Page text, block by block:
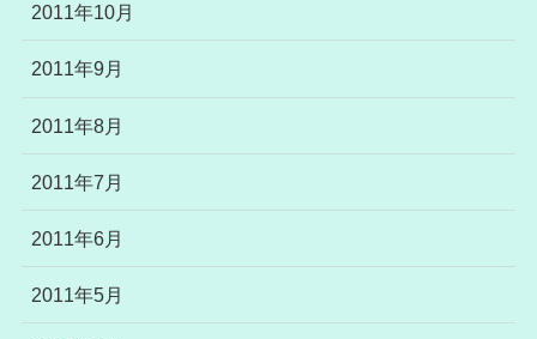
2011年10月
2011年9月
2011年8月
2011年7月
2011年6月
2011年5月